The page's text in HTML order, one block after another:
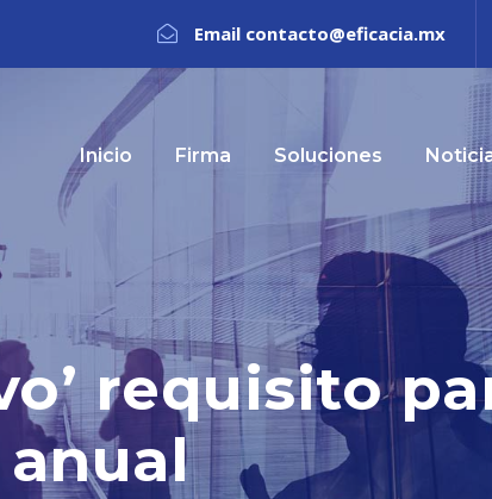
Email contacto@eficacia.mx
Inicio Firma Soluciones
requisito